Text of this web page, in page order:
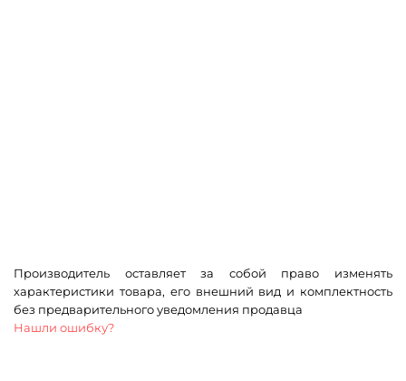
Производитель оставляет за собой право изменять
характеристики товара, его внешний вид и комплектность
без предварительного уведомления продавца
Нашли ошибку?